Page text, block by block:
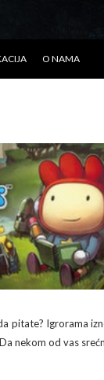
O NAMA
pitate? Igrorama
nekom od vas